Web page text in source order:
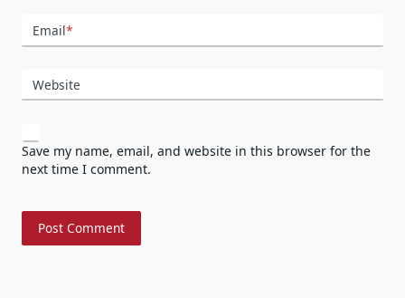
Email*
Website
Save my name, email, and website in this browser for the
next time I comment.